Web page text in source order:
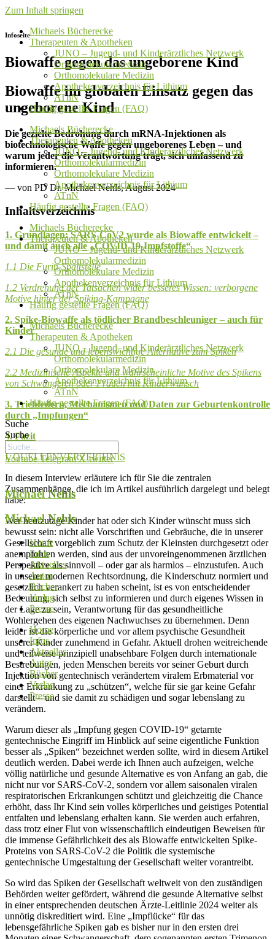
Zum Inhalt springen
Michaels Bücherecke
Therapeuten & Apotheken
JUNO – Jugend- und Kinderärztliches Netzwerk
Orthomolekularmedizin
Orthomolekulare Medizin
Apothekenverzeichnis für Lithium
ATnN
Häufig gestellte Fragen (FAQ)
Michaels Bücherecke
Therapeuten & Apotheken
JUNO – Jugend- und Kinderärztliches Netzwerk
Orthomolekularmedizin
Orthomolekulare Medizin
Apothekenverzeichnis für Lithium
ATnN
Häufig gestellte Fragen (FAQ)
Michaels Bücherecke
Therapeuten & Apotheken
JUNO – Jugend- und Kinderärztliches Netzwerk
Orthomolekularmedizin
Orthomolekulare Medizin
Apothekenverzeichnis für Lithium
ATnN
Häufig gestellte Fragen (FAQ)
Michaels Bücherecke
Therapeuten & Apotheken
JUNO – Jugend- und Kinderärztliches Netzwerk
Orthomolekularmedizin
Orthomolekulare Medizin
Apothekenverzeichnis für Lithium
ATnN
Häufig gestellte Fragen (FAQ)
Suche
Suche
Youtube Telegram X-twitter
MichaelNehls
MichaelNehls
Home
Infos
Aktuelles
Autor
Bücher
Verlag
Presse
Home
Infos
Aktuelles
Autor
Bücher
Verlag
Presse
Infoseite
Biowaffe gegen das ungeborene Kind
Biowaffe im globalen Einsatz gegen das
ungeborene Kind
Die gezielte Bedrohung durch mRNA-Injektionen als
biotechnologische Waffe gegen ungeborenes Leben – und
warum jeder die Verantwortung trägt, sich umfassend zu
informieren.
— von PD Dr. Michael Nehls, August 2024
Inhaltsverzeichnis
1. Grundlagen: SARS-CoV2 wurde als Biowaffe entwickelt –
und damit auch alle „COVID-19-Impfstoffe“
1.1 Die Furin-Spaltstelle
1.2 Verdrehung der Tatsachen wider besseres Wissen: verborgene
Motive hinter der Spiking-Kampagne
2. Spike-Biowaffe als tödlicher Brandbeschleuniger – auch für
Kinder
2.1 Die gesunde und lebenswichtige Alternative zum Spiken
2.2 Medizinische Aspekte und wahrscheinliche Motive des Spikens
von Schwangeren oder Frauen mit Kinderwunsch
3. Triebfedern, Mechanismen und Daten zur Geburtenkontrolle
durch „Impfungen“
4. Fazit
I. QUELLENVERZEICHNIS
In diesem Interview erläutere ich für Sie die zentralen
Zusammenhänge, die ich im Artikel ausführlich dargelegt und belegt
habe:
Wer heutzutage Kinder hat oder sich Kinder wünscht muss sich
bewusst sein: nicht alle Vorschriften und Gebräuche, die in unserer
Gesellschaft vorgeblich zum Schutz der Kleinsten durchgesetzt oder
anempfohlen werden, sind aus der unvoreingenommenen ärztlichen
Perspektive als sinnvoll – oder gar als harmlos – einzustufen. Auch
in unserer modernen Rechtsordnung, die Kinderschutz normiert und
gesetzlich verankert zu haben scheint, ist es von entscheidender
Bedeutung, sich selbst zu informieren und durch eigenes Wissen in
der Lage zu sein, Verantwortung für das gesundheitliche
Wohlergehen des eigenen Nachwuchses zu übernehmen. Denn
leider ist die körperliche und vor allem psychische Gesundheit
unserer Kinder zunehmend in Gefahr. Aktuell drohen weitreichende
und teilweise prinzipiell unabsehbare Folgen durch internationale
Bestrebungen, jeden Menschen bereits vor seiner Geburt durch
Injektion von gentechnisch verändertem viralem Erbmaterial vor
einer Erkrankung zu „schützen“, welche für sie gar keine Gefahr
darstellt – und sie damit zu schädigen und sogar lebenslang zu
verändern.
Warum dieser als „Impfung gegen COVID-19“ getarnte
gentechnische Eingriff im Hinblick auf seine eigentliche Funktion
besser als „Spiken“ bezeichnet werden sollte, wird in diesem Artikel
deutlich werden. Dabei werde ich Ihnen auch aufzeigen, welche
völlig natürliche und gesunde Alternative es von Anfang an gab, die
nicht nur vor SARS-CoV-2, sondern vor allem saisonalen viralen
respiratorischen Erkrankungen schützt und gleichzeitig die Chance
erhöht, dass Ihr Kind sein volles körperliches und geistiges Potential
entfalten und lebenslang erhalten kann. Sie werden auch erfahren,
dass trotz einer Flut von wissenschaftlich eindeutigen Beweisen für
die immense Gefährlichkeit des als Biowaffe entwickelten Spike-
Proteins von SARS-CoV-2 die Politik die systemische
gentechnische Umgestaltung der Gesellschaft weiter vorantreibt.
So wird das Spiken der Gesellschaft weltweit von den zuständigen
Behörden weiter gefördert, während die gesunde Alternative selbst
in einer entsprechenden deutschen Ärzte-Leitlinie 2024 weiter als
unnötig diskreditiert wird. Eine „Impflücke“ für das
lebensgefährliche Spiken gab es bisher nur in den ersten drei